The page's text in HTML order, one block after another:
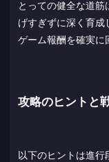
とっての健全な道
げすぎずに深く育成
ゲーム報酬を確実に
攻略のヒントと
以下のヒントは進